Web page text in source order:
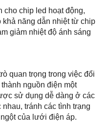
cho chip led hoạt động,
năng dẫn nhiệt từ chip
giảm nhiệt độ ánh sáng
quan trọng trong việc đổi
nguồn điện một
sử dụng dễ dàng ở các
tránh các tình trạng
của lưới điện áp.